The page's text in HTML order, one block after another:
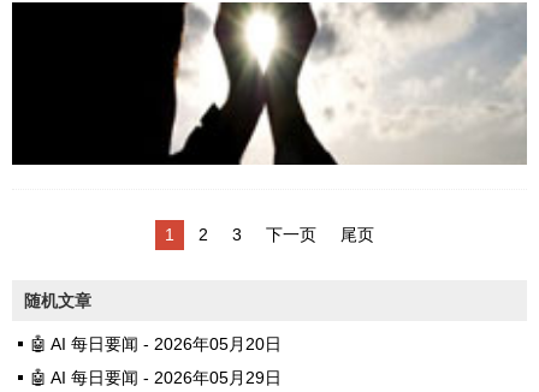
etc/mysql/...
1 2 3 下一页 尾页
随机文章
🤖 AI 每日要闻 - 2026年05月20日
🤖 AI 每日要闻 - 2026年05月29日